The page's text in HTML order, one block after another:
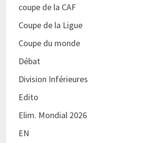
coupe de la CAF
Coupe de la Ligue
Coupe du monde
Débat
Division Inférieures
Edito
Elim. Mondial 2026
EN